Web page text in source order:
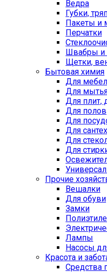
Ведра
Губки,
Пакеты и
Перчатки
Швабры и
Щетки,
Бытовая химия
Для
Для
Для плит,
Для полов
Для
Для
Для
Для
Прочие
Вешалки
Для обуви
Замки
Лампы
Насосы
Красота и
Средства